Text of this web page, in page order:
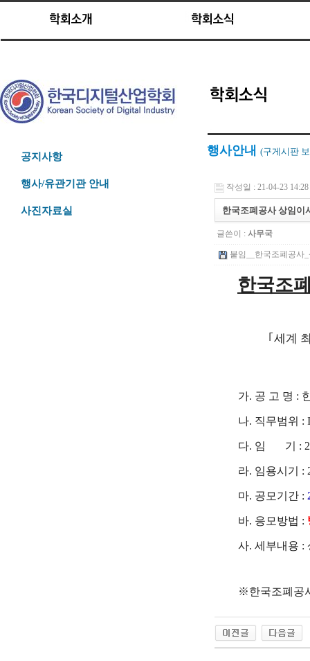
공지사항
행사/유관기관 안내
사진자료실
행사안내 (구게시판
작성일 : 21-04-23 14:28
한국조폐공사 상임이
글쓴이 : 사무국
붙임__한국조폐공사
한국조
｢세계
가. 공 고 명 : 한
나. 직무범위 :
다. 임 기 : 2
라. 임용시기 :
마. 공모기간 :
바. 응모방법 :
사. 세부내용 :
※한국조폐공